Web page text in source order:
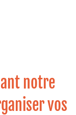
notre
vos